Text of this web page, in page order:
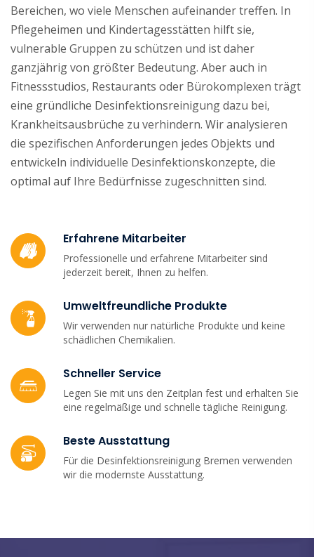
Bereichen, wo viele Menschen aufeinander treffen. In
Pflegeheimen und Kindertagesstätten hilft sie,
vulnerable Gruppen zu schützen und ist daher
ganzjährig von größter Bedeutung. Aber auch in
Fitnessstudios, Restaurants oder Bürokomplexen trägt
eine gründliche Desinfektionsreinigung dazu bei,
Krankheitsausbrüche zu verhindern. Wir analysieren
die spezifischen Anforderungen jedes Objekts und
entwickeln individuelle Desinfektionskonzepte, die
optimal auf Ihre Bedürfnisse zugeschnitten sind.
Erfahrene Mitarbeiter
Professionelle und erfahrene Mitarbeiter sind
jederzeit bereit, Ihnen zu helfen.
Umweltfreundliche Produkte
Wir verwenden nur natürliche Produkte und keine
schädlichen Chemikalien.
Schneller Service
Legen Sie mit uns den Zeitplan fest und erhalten Sie
eine regelmäßige und schnelle tägliche Reinigung.
Beste Ausstattung
Für die Desinfektionsreinigung Bremen verwenden
wir die modernste Ausstattung.